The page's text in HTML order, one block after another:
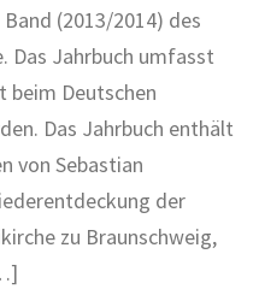
(2013/2014) des
Das Jahrbuch umfasst
beim Deutschen
Das Jahrbuch enthält
von Sebastian
der
zu Braunschweig,